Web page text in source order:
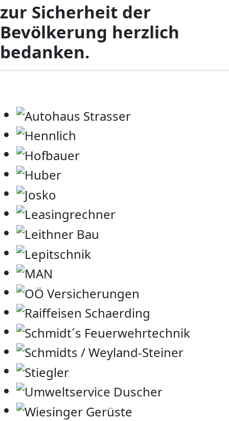
zur Sicherheit der
Bevölkerung herzlich
bedanken.